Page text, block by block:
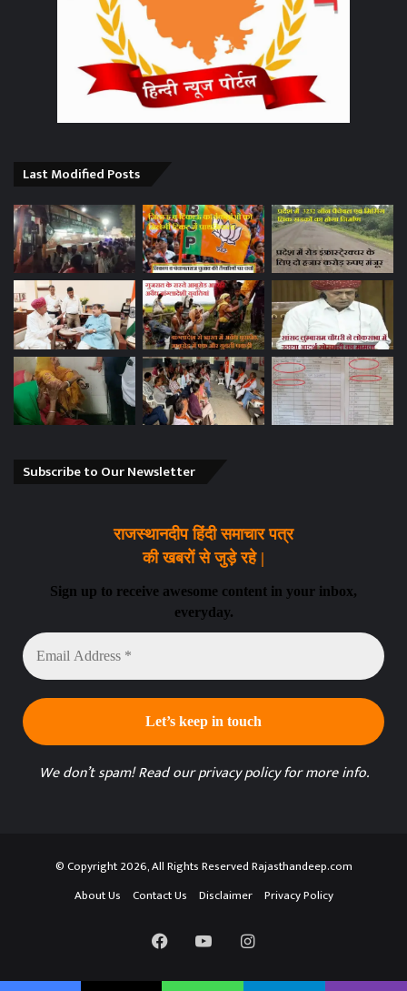
Last Modified Posts
Subscribe to Our Newsletter
राजस्थानदीप हिंदी समाचार पत्र
की खबरों से जुड़े रहे |
Sign up to receive awesome content in your inbox,
everyday.
Email
Address
*
We don’t spam! Read ourprivacy policyfor more info.
© Copyright 2026, All Rights Reserved Rajasthandeep.com
About Us
Contact Us Disclaimer Privacy Policy
FacebookYouTubeInstagram